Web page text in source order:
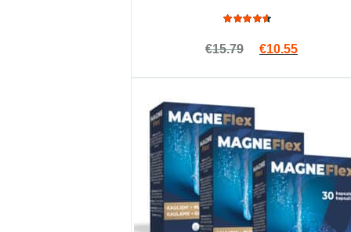
3.91
€15.79 €10.55Текущая